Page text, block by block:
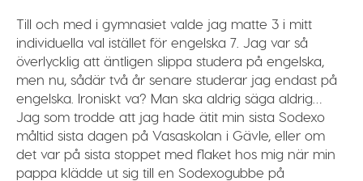
Till och med i gymnasiet valde jag matte 3 i mitt
individuella val istället för engelska 7. Jag var så
överlycklig att äntligen slippa studera på engelska,
men nu, sådär två år senare studerar jagendast på
engelska. Ironiskt va? Man ska aldrig säga aldrig…
Jag som trodde att jag hade ätit min sista Sodexo
måltid sista dagen på Vasaskolan i Gävle, eller om
det var på sista stoppet med flaket hos mig när min
pappa klädde ut sig till en Sodexogubbe på